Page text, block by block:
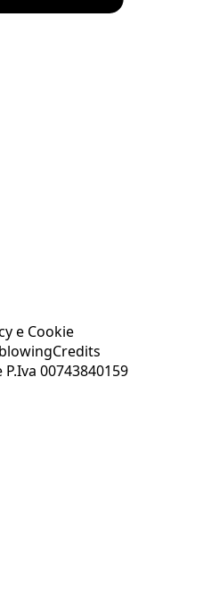
e Cookie
Credits
00743840159